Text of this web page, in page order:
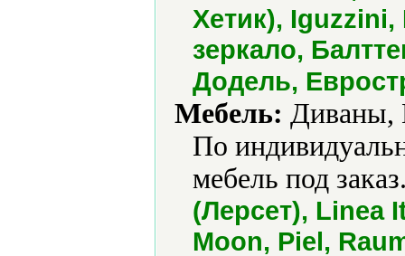
Хетик),
зеркало,
Додель,
Мебель: Диваны,
По
мебель под
(Лерсет), Linea
Moon, Piel,